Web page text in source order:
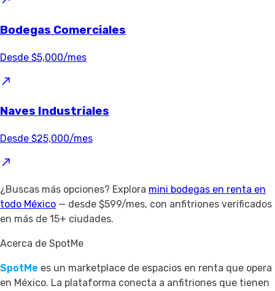
Bodegas Comerciales
Desde $5,000/mes
Naves Industriales
Desde $25,000/mes
¿Buscas más opciones? Explora mini bodegas en renta en
todo México — desde $599/mes, con anfitriones verificados
en más de 15+ ciudades.
Acerca de SpotMe
SpotMe es un marketplace de espacios en renta que opera
en México. La plataforma conecta a anfitriones que tienen